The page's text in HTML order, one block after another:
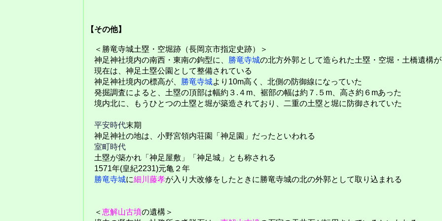
【その他】
＜勝竜寺城土塁・空堀跡（長岡京市指定史跡）＞
神足神社境内の南西・東南の鉤型に、 勝竜寺城の北方外郭として造られた土塁・空堀・土橋遺構
現在は、神足土塁公園として整備されている
神足神社境内の標高が、 勝竜寺城より10m高く、北側の防御線になっていた
発掘調査によると、土塁の頂部は幅約３.４m、裾部の幅は約７.５m、高さ約６mあった
境内北に、もうひとつの土塁と堀が築造されており、二重の土塁と堀に防御されていた
平安時代末期
神足神社の地は、小野宮領内荘園「神足園」だったといわれる
室町時代
土塁が築かれ「神足屋敷」「神足城」とも称される
1571年(皇紀2231)元亀２年
勝竜寺城に細川藤孝が入り大改修をしたときに勝竜寺城の北の外郭として取り込まれる
＜ 恵解山古墳の遺構＞